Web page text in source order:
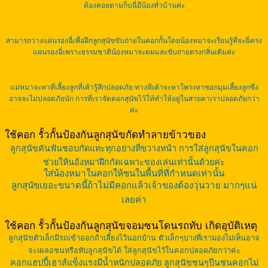
ต้องคอยตามก็บฉี่อึน้องทั่วบ้านค่ะ
สามารถวางแผ่นรองฉี่เพื่อฝึกลูกสุนัขขับถ่ายในคอกกั้นโดยน้องหมาจะเรียนรู้ที่จะฉี่ตรง
แผ่นรองฉี่เพราะธรรมชาติน้องหมาจะดมและขับถ่ายตรงกลิ่นเดิมค่ะ
แม่หมาจะหาที่เลี้ยงลูกที่เค้ารู้สึกปลอดภัย ทางทีเค้าจะหาโพรงหาซอกมุมเลี้ยงลูกซึ่ง
อาจจะไม่ปลอดภัยนัก การที่เราจัดคอกสุนัขไว้ให้ทำให้อยู่ในสายตาเราปลอดภัยกว่า
ค่ะ
ใช้คอก รั้วกั้นป้องกันลูกสุนัขกัดทำลายข้าวของ
ลูกสุนัขคันฟันชอบกัดแทะทุกอย่างที่ขวางหน้า การใส่ลูกสุนัขในคอก
ช่วยให้นอ้งหมาฝึกกัดเฉพาะของเล่นเท่านั้นด้วยค่ะ
ใส่น้องหมาในคอกให้ซนในพื้นที่ที่กำหนดเท่านั้น
ลูกสุนัขเยอะขนาดนี้ถ้าไม่มีคอกแล้วเจ้าของต้องวุ่นวาย มากๆแน่
เลยค่า
ใช้คอก รั้วกั้นป้องกันลูกสุนัขจอมซนโดนรถทับ เกิดอุบัติเหตุ
ลูกสุนัขตัวเล็กมีรถเข้าออกถ้าเลี้ยงไว้นอกบ้าน ตัวเล็กๆบางที่เรามองไม่เห็นอาจ
จะเผลอชนหรือทับลูกสุนัขได้ ใส่ลูกสุนัขไว้ในคอกปลอดภัยกว่าค่ะ
คอกแฮปปี้เฮาส์แข็งแรงมีน้ำหนักปลอดภัย ลูกสุนัขซนๆปีนชนคอกไม่